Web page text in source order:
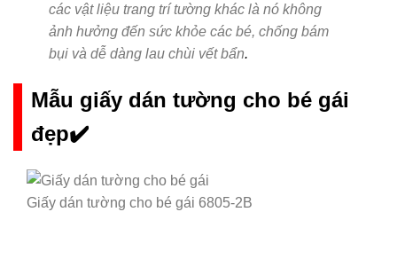
các vật liệu trang trí tường khác là nó không
ảnh hưởng đến sức khỏe các bé, chống bám
bụi và dễ dàng lau chùi vết bẩn.
Mẫu giấy dán tường cho bé gái
đẹp✔️
Giấy dán tường cho bé gái 6805-2B